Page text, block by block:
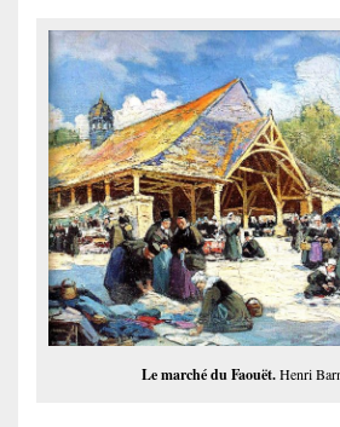
Le marché du Faouët.Henri